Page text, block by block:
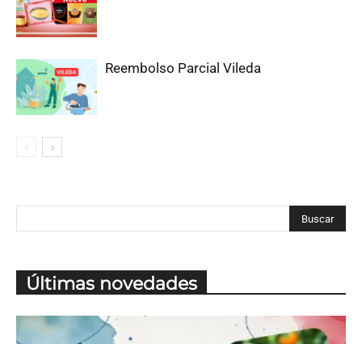
Reembolso Parcial Vileda
Últimas novedades